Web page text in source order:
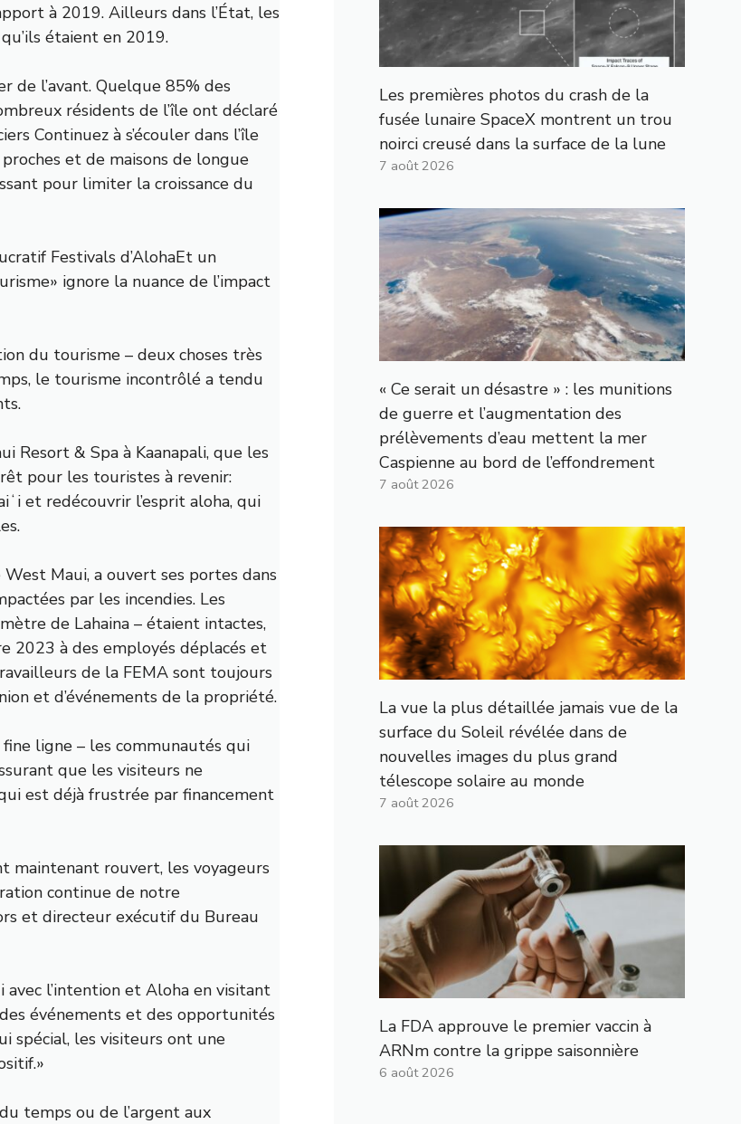
à 2019. Ailleurs dans l’État, les
étaient en 2019.
de l’avant. Quelque 85% des
résidents de l’île ont déclaré
Continuez à s’écouler dans l’île
et de maisons de longue
pour limiter la croissance du
Festivals d’AlohaEt un
ignore la nuance de l’impact
du tourisme – deux choses très
le tourisme incontrôlé a tendu
Resort & Spa à Kaanapali, que les
pour les touristes à revenir:
et redécouvrir l’esprit aloha, qui
Maui, a ouvert ses portes dans
par les incendies. Les
de Lahaina – étaient intactes,
2023 à des employés déplacés et
de la FEMA sont toujours
et d’événements de la propriété.
ligne – les communautés qui
que les visiteurs ne
est déjà frustrée par financement
maintenant rouvert, les voyageurs
continue de notre
et directeur exécutif du Bureau
l’intention et Aloha en visitant
événements et des opportunités
spécial, les visiteurs ont une
temps ou de l’argent aux
Les premières photos du crash de la
fusée lunaire SpaceX montrent un trou
noirci creusé dans la surface de la lune
7 août 2026
« Ce serait un désastre » : les munitions
de guerre et l’augmentation des
prélèvements d’eau mettent la mer
Caspienne au bord de l’effondrement
7 août 2026
La vue la plus détaillée jamais vue de la
surface du Soleil révélée dans de
nouvelles images du plus grand
télescope solaire au monde
7 août 2026
La FDA approuve le premier vaccin à
ARNm contre la grippe saisonnière
6 août 2026